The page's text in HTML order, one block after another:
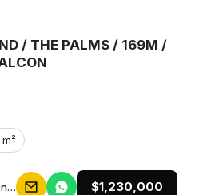
/ THE PALMS / 169M /
Galceb Group Bienes Raices $1,230,000